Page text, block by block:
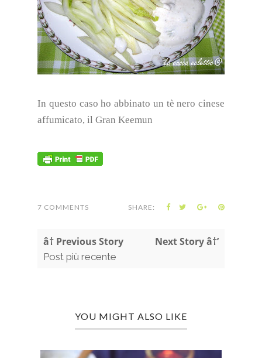
In questo caso ho abbinato un tè nero cinese
affumicato, il Gran Keemun
7 COMMENTS SHARE:
â† Previous Story
Post più recente
Next Story â†’
YOU MIGHT ALSO LIKE